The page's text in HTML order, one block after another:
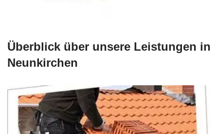
Überblick über unsere Leistungen in
Neunkirchen